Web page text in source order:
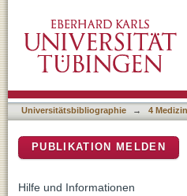
Universitätsbibliographie → 4
PUBLIKATION MELDEN
Hilfe und Informationen